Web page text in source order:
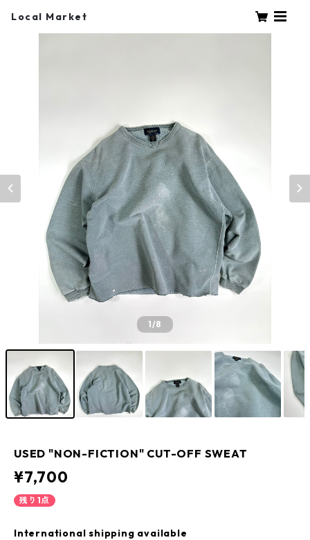
Local Market
1/8
USED "NON-FICTION" CUT-OFF SWEAT
¥7,700
残り1点
International shipping available